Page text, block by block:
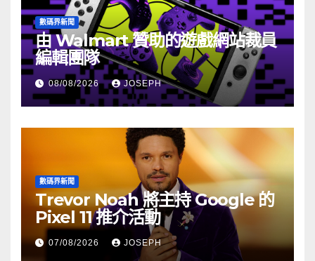
數碼界新聞
由 Walmart 贊助的遊戲網站裁員
編輯團隊
08/08/2026 JOSEPH
數碼界新聞
Trevor Noah 將主持 Google 的
Pixel 11 推介活動
07/08/2026 JOSEPH